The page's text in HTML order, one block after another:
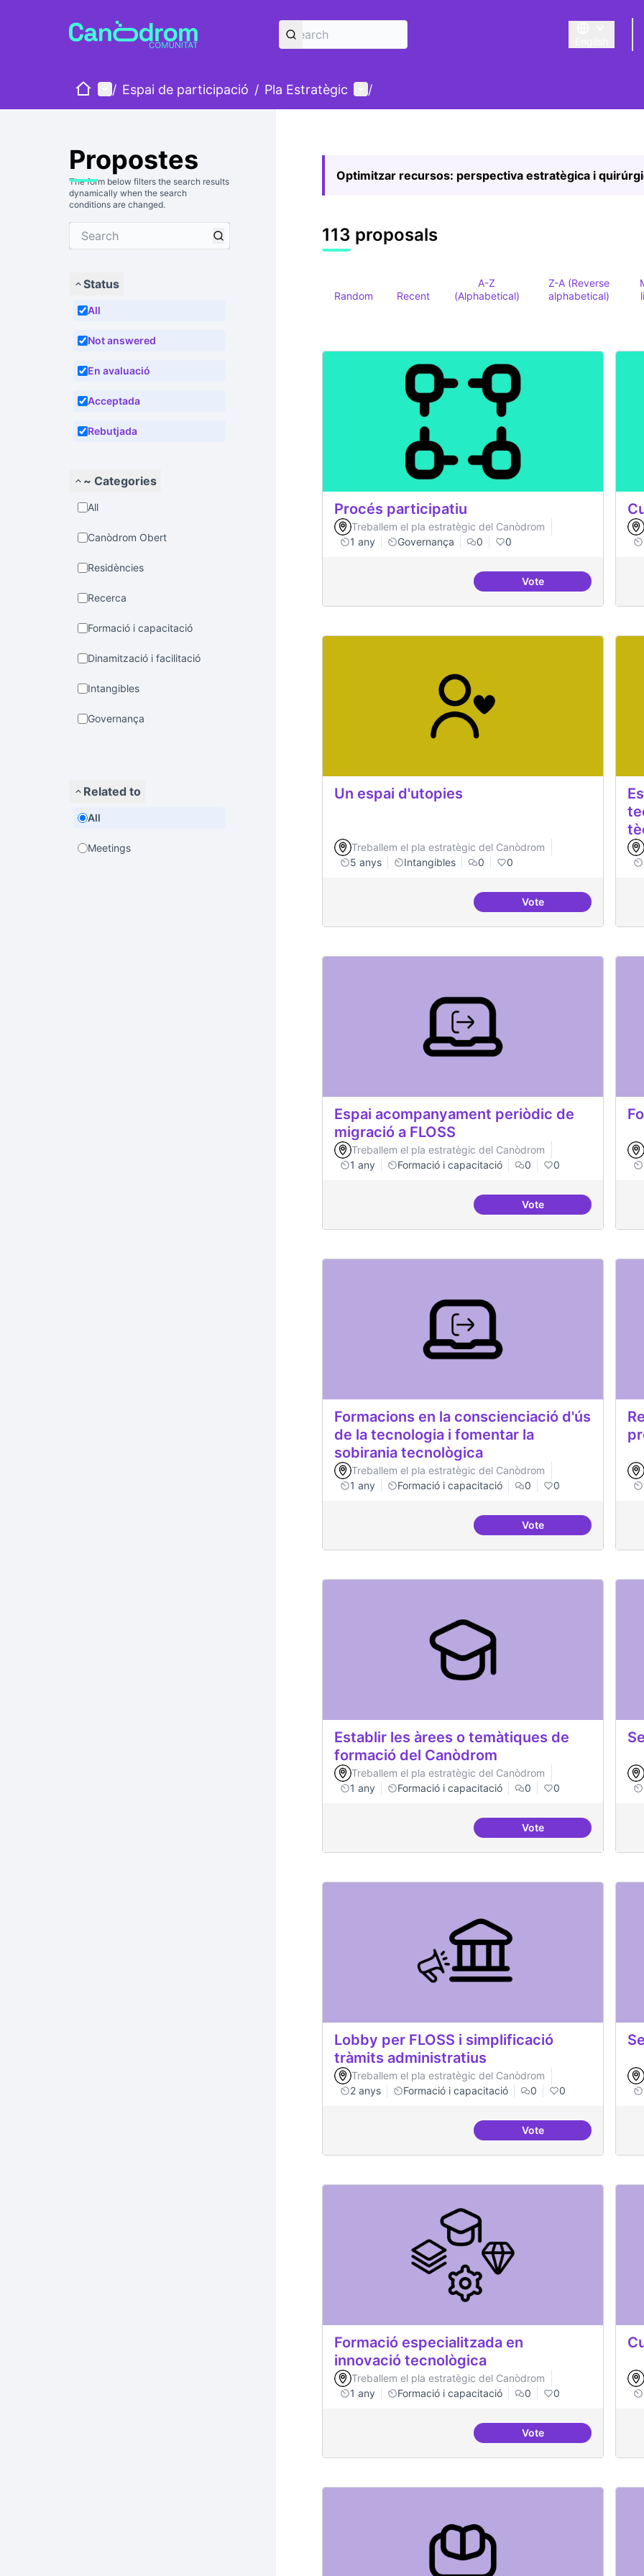
Triar la llengua
HomeMain menu
/ Espai de participació / Pla Estratègic User menu
/
Propostes
The form below filters the search results
dynamically when the search
conditions are changed.
Status
All
Not answered
En avaluació
Acceptada
Rebutjada
~ Categories
All
Canòdrom Obert
Residències
Recerca
Formació i capacitació
Dinamització i facilitació
Intangibles
Governança
Related to
All
Meetings
Optimitzar recursos: perspectiva estratègica i
113 proposals
Random Recent
A-Z
(Alphabetical)
Z-A (Reverse
alphabetical)
Procés participatiu
Treballem el pla estratègic del Canòdrom
1 any
Governança 0 0
VoteProcés participatiu
Un espai d'utopies
Treballem el pla estratègic del Canòdrom
5 anys
Intangibles 0 0
VoteUn espai d'utopies
Espai acompanyament periòdic de
migració a FLOSS
Treballem el pla estratègic del Canòdrom
1 any
Formació i capacitació 0 0
VoteEspai acompanyament
Formacions en la conscienciació d'ús
de la tecnologia i fomentar la
sobirania tecnològica
Treballem el pla estratègic del Canòdrom
1 any
Formació i capacitació 0 0
VoteFormacions en la
Establir les àrees o temàtiques de
formació del Canòdrom
Treballem el pla estratègic del Canòdrom
1 any
Formació i capacitació 0 0
VoteEstablir les àrees o
Lobby per FLOSS i simplificació
tràmits administratius
Treballem el pla estratègic del Canòdrom
2 anys
Formació i capacitació 0 0
VoteLobby per FLOSS i
Formació especialitzada en
innovació tecnològica
Treballem el pla estratègic del Canòdrom
1 any
Formació i capacitació 0 0
VoteFormació